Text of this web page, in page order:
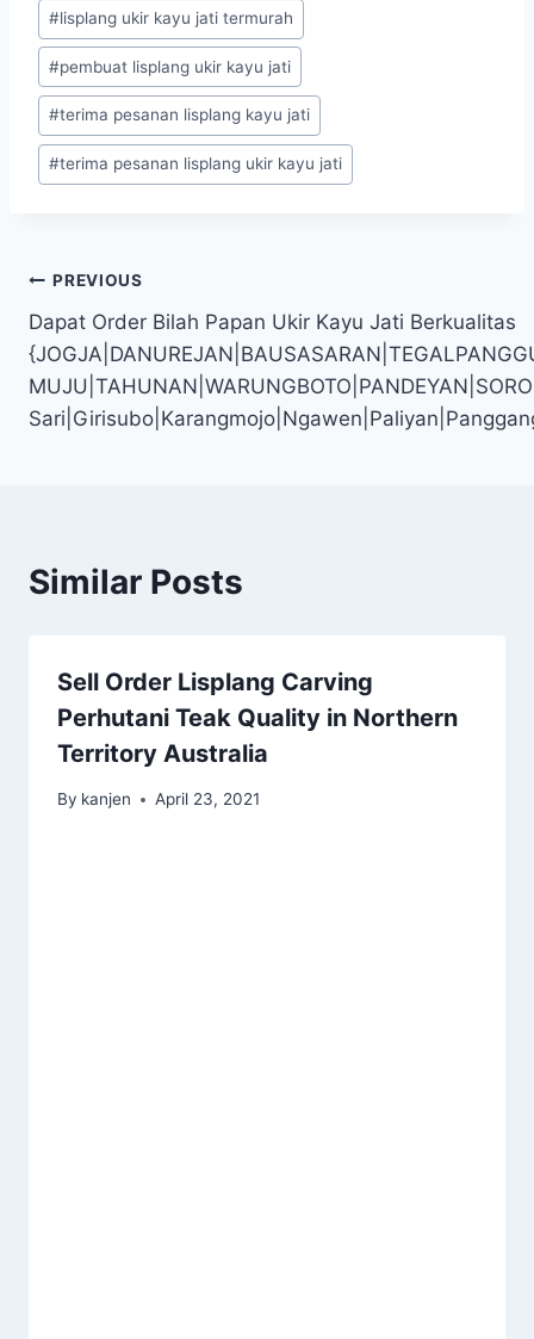
#lisplang ukir kayu jati termurah
#pembuat lisplang ukir kayu jati
#terima pesanan lisplang kayu jati
#terima pesanan lisplang ukir kayu jati
PREVIOUS
Dapat Order Bilah Papan Ukir Kayu Jati Berkualitas
Similar Posts
Sell Order Lisplang Carving
Perhutani Teak Quality in Northern
Territory Australia
By kanjen April 23, 2021